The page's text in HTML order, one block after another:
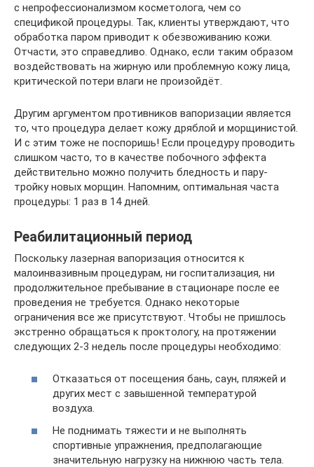
с непрофессионализмом косметолога, чем со
спецификой процедуры. Так, клиенты утверждают, что
обработка паром приводит к обезвоживанию кожи.
Отчасти, это справедливо. Однако, если таким образом
воздействовать на жирную или проблемную кожу лица,
критической потери влаги не произойдёт.
Другим аргументом противников вапоризации является
то, что процедура делает кожу дряблой и морщинистой.
И с этим тоже не поспоришь! Если процедуру проводить
слишком часто, то в качестве побочного эффекта
действительно можно получить бледность и пару-
тройку новых морщин. Напомним, оптимальная часта
процедуры: 1 раз в 14 дней.
Реабилитационный период
Поскольку лазерная вапоризация относится к
малоинвазивным процедурам, ни госпитализация, ни
продолжительное пребывание в стационаре после ее
проведения не требуется. Однако некоторые
ограничения все же присутствуют. Чтобы не пришлось
экстренно обращаться к проктологу, на протяжении
следующих 2-3 недель после процедуры необходимо:
Отказаться от посещения бань, саун, пляжей и
других мест с завышенной температурой
воздуха.
Не поднимать тяжести и не выполнять
спортивные упражнения, предполагающие
значительную нагрузку на нижнюю часть тела.